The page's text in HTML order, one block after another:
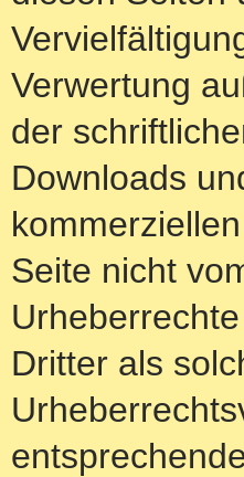
Verwertung
der
Downloads
Seite nicht
Dritter als